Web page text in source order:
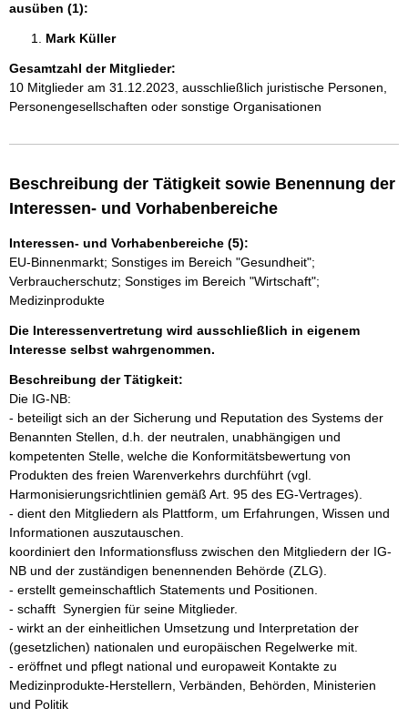
ausüben (1):
Mark Küller
Gesamtzahl der Mitglieder:
10 Mitglieder am 31.12.2023, ausschließlich juristische Personen,
Personengesellschaften oder sonstige Organisationen
Beschreibung der Tätigkeit sowie Benennung der
Interessen- und Vorhabenbereiche
Interessen- und Vorhabenbereiche (5):
EU-Binnenmarkt; Sonstiges im Bereich "Gesundheit";
Verbraucherschutz; Sonstiges im Bereich "Wirtschaft";
Medizinprodukte
Die Interessenvertretung wird ausschließlich in eigenem
Interesse selbst wahrgenommen.
Beschreibung der Tätigkeit:
Die IG-NB:
- beteiligt sich an der Sicherung und Reputation des Systems der
Benannten Stellen, d.h. der neutralen, unabhängigen und
kompetenten Stelle, welche die Konformitätsbewertung von
Produkten des freien Warenverkehrs durchführt (vgl.
Harmonisierungsrichtlinien gemäß Art. 95 des EG-Vertrages).
- dient den Mitgliedern als Plattform, um Erfahrungen, Wissen und
Informationen auszutauschen.
koordiniert den Informationsfluss zwischen den Mitgliedern der IG-
NB und der zuständigen benennenden Behörde (ZLG).
- erstellt gemeinschaftlich Statements und Positionen.
- schafft  Synergien für seine Mitglieder.
- wirkt an der einheitlichen Umsetzung und Interpretation der
(gesetzlichen) nationalen und europäischen Regelwerke mit.
- eröffnet und pflegt national und europaweit Kontakte zu
Medizinprodukte-Herstellern, Verbänden, Behörden, Ministerien
und Politik